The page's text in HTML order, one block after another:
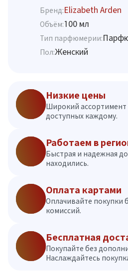
Бренд:Elizabeth Arden
Объём:100 мл
Тип парфюмерии:
Пол:Женский
Низкие цены
Широкий
доступных каждому.
Работаем в
Быстрая и надежная
находились.
Оплата картами
Оплачивайте покупки
комиссий.
Бесплатная
Покупайте без
Наслаждайтесь